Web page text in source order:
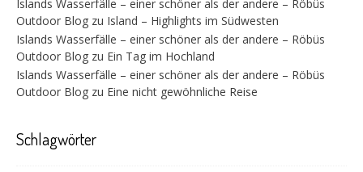
Islands Wasserfälle – einer schöner als der andere – Röbüs
Outdoor Blog zu Island – Highlights im Südwesten
Islands Wasserfälle – einer schöner als der andere – Röbüs
Outdoor Blog zu Ein Tag im Hochland
Islands Wasserfälle – einer schöner als der andere – Röbüs
Outdoor Blog zu Eine nicht gewöhnliche Reise
Schlagwörter